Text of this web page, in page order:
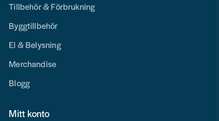
Tillbehör & Förbrukning
Byggtillbehör
El & Belysning
Merchandise
Blogg
Mitt konto